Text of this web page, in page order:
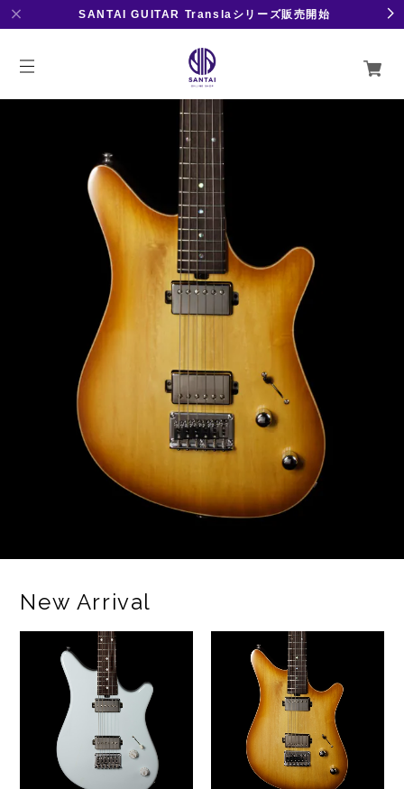
SANTAI GUITAR Translaシリーズ販売開始
New Arrival